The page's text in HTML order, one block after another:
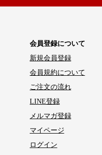
会員登録について
新規会員登録
会員規約について
ご注文の流れ
LINE登録
メルマガ登録
マイページ
ログイン